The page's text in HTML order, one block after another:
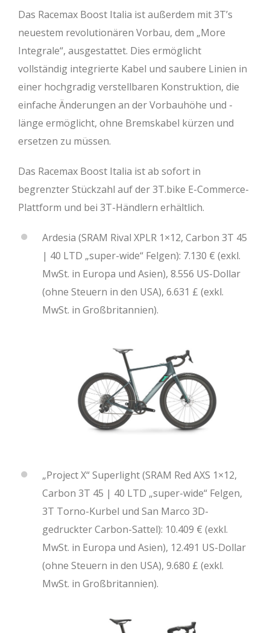
Das Racemax Boost Italia ist außerdem mit 3T’s
neuestem revolutionären Vorbau, dem „More
Integrale“, ausgestattet. Dies ermöglicht
vollständig integrierte Kabel und saubere Linien in
einer hochgradig verstellbaren Konstruktion, die
einfache Änderungen an der Vorbauhöhe und -
länge ermöglicht, ohne Bremskabel kürzen und
ersetzen zu müssen.
Das Racemax Boost Italia ist ab sofort in
begrenzter Stückzahl auf der 3T.bike E-Commerce-
Plattform und bei 3T-Händlern erhältlich.
Ardesia (SRAM Rival XPLR 1×12, Carbon 3T 45
| 40 LTD „super-wide“ Felgen): 7.130 € (exkl.
MwSt. in Europa und Asien), 8.556 US-Dollar
(ohne Steuern in den USA), 6.631 £ (exkl.
MwSt. in Großbritannien).
„Project X“ Superlight (SRAM Red AXS 1×12,
Carbon 3T 45 | 40 LTD „super-wide“ Felgen,
3T Torno-Kurbel und San Marco 3D-
gedruckter Carbon-Sattel): 10.409 € (exkl.
MwSt. in Europa und Asien), 12.491 US-Dollar
(ohne Steuern in den USA), 9.680 £ (exkl.
MwSt. in Großbritannien).